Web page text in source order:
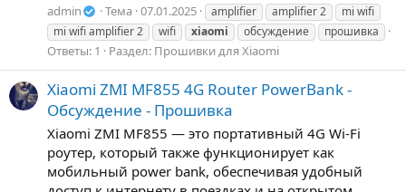
admin Тема 07.01.2025 amplifier amplifier 2
mi wifi
mi wifi amplifier 2
wifi xiaomi обсуждение прошивка
Ответы: 1 Раздел: Прошивки для Xiaomi
Xiaomi ZMI MF855 4G Router PowerBank -
Обсуждение - Прошивка
Xiaomi ZMI MF855 — это портативный 4G Wi-Fi
роутер, который также функционирует как
мобильный power bank, обеспечивая удобный